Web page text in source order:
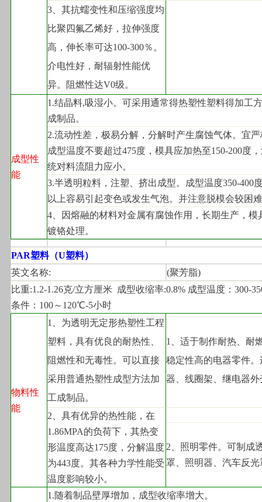
3 、其抗蠕变性和压缩强度均
比聚四氟乙烯好，拉伸强度
高，伸长率可达100-300％。
介电性好，耐辐射性能优
异。阻燃性达V0级。
成型性
能
1.结晶料,吸湿小。可采用通常得热塑性塑料得加工
成制品。
2.流动性差，极易分解，分解时产生腐蚀气体。宜
成型温度不要超过475度，模具应加热至150-200度
统对料流阻力应小。
3.半透明粒料，注塑、挤出成型。成型温度350-400
以上容易引起变色或发生气泡。并注意脱模会较困
4 、因熔融的材料对金属有腐蚀作用，长期生产，模
镀铬处理。
PAR塑料（U塑料）
英文名称:
(聚芳脂)
比重:1.2-1.26克/立方厘米  成型收缩率:0.8% 成型温度：300-
条件：100～120℃-5小时
物料性
能
1
、为透明无定形热塑性工程
塑料，具有优良的耐热性、
阻燃性和无毒性。可以直接
采用普通热塑性成型方法加
工成制品。
1
、适于制作耐热、耐
稳定性高的电器零件。
器、线圈架、继电器外
2 、具有优异的热性能，在
1.86MPA的负荷下，其热变
形温度高达175度，分解温度
为443度。其各种力学性能受
温度影响较小。
2 、照明零件。可制成
罩、照明器、汽车反光
1.随着制品壁厚增加，成型收缩率增大。